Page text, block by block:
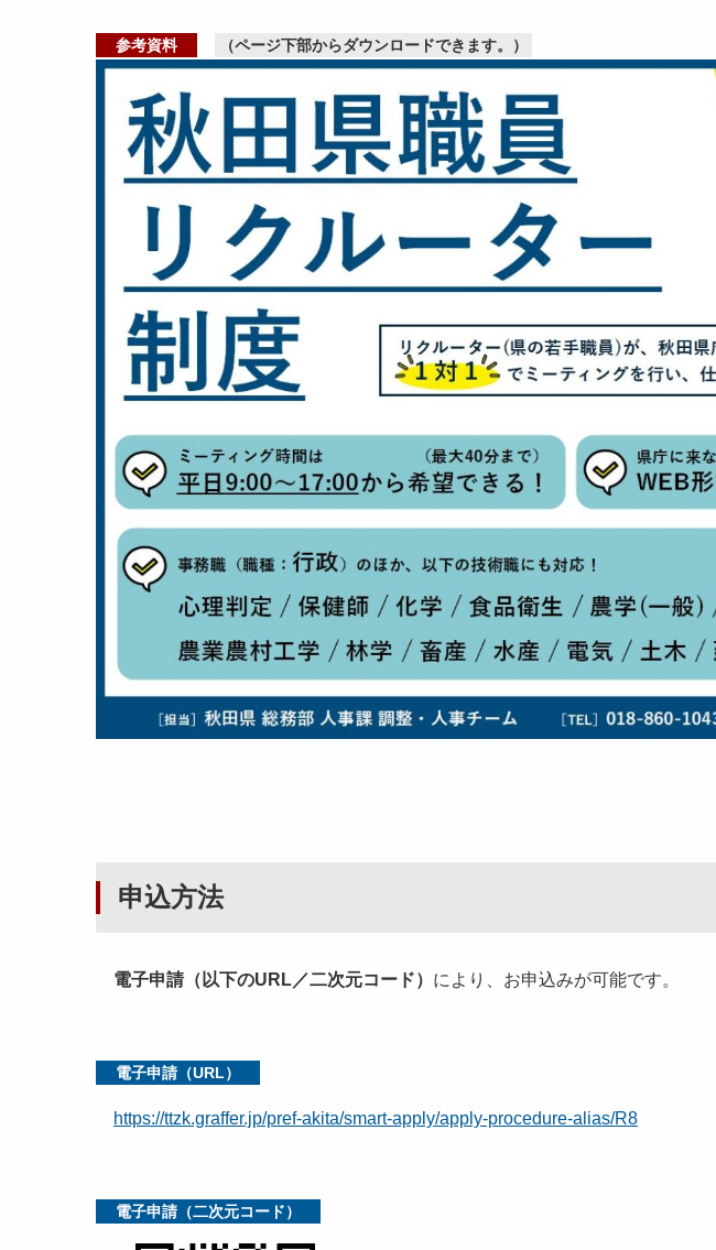
参考資料 （ページ下部からダウンロードできます。）
申込方法
電子申請（以下のURL／二次元コード） により、お申込みが可能です。
電子申請（URL）
https://ttzk.graffer.jp/pref-akita/smart-apply/apply-procedure-alias/R8
電子申請（二次元コード）